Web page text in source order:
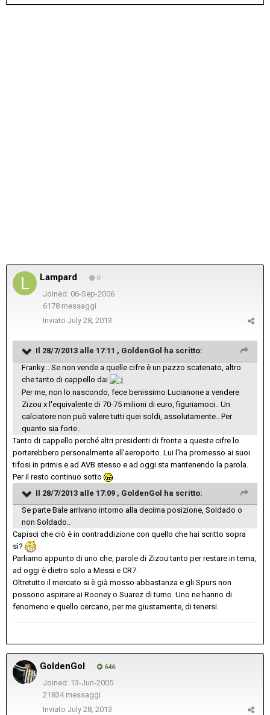
Lampard 0
Joined: 06-Sep-2006
6178 messaggi
Inviato July 28, 2013
Il 28/7/2013 alle 17:11 , GoldenGol ha scritto:
Franky... Se non vende a quelle cifre è un pazzo scatenato, altro
che tanto di cappello dai
Per me, non lo nascondo, fece benissimo Lucianone a vendere
Zizou x l'equivalente di 70-75 milioni di euro, figuriamoci.. Un
calciatore non può valere tutti quei soldi, assolutamente.. Per
quanto sia forte..
Tanto di cappello perché altri presidenti di fronte a queste cifre lo
porterebbero personalmente all'aeroporto. Lui l'ha promesso ai suoi
tifosi in primis e ad AVB stesso e ad oggi sta mantenendo la parola.
Per il resto continuo sotto
Il 28/7/2013 alle 17:09 , GoldenGol ha scritto:
Se parte Bale arrivano intorno alla decima posizione, Soldado o
non Soldado..
Capisci che ciò è in contraddizione con quello che hai scritto sopra
sì?
Parliamo appunto di uno che, parole di Zizou tanto per restare in tema,
ad oggi è dietro solo a Messi e CR7.
Oltretutto il mercato si è già mosso abbastanza e gli Spurs non
possono aspirare ai Rooney o Suarez di turno. Uno ne hanno di
fenomeno e quello cercano, per me giustamente, di tenersi.
GoldenGol 646
Joined: 13-Jun-2005
21834 messaggi
Inviato July 28, 2013